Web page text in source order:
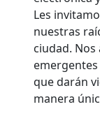
Les
nuestras
ciudad.
emergentes
que darán
manera